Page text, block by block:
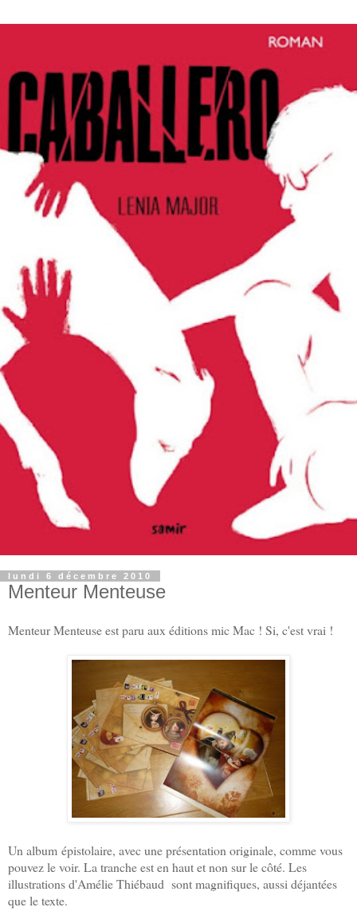
lundi 6 décembre 2010
Menteur Menteuse
Menteur Menteuse est paru aux éditions mic Mac ! Si, c'est vrai !
Un album épistolaire, avec une présentation originale, comme vous
pouvez le voir. La tranche est en haut et non sur le côté. Les
illustrations d'Amélie Thiébaud sont magnifiques, aussi déjantées
que le texte.